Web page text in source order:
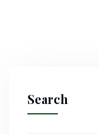
Search